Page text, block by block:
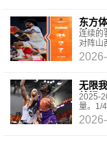
东方
杀”山
连续的
对阵山
因伤高
无限
战报
2025-
量。1/
个主场